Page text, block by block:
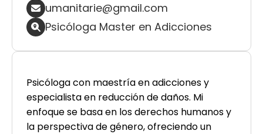
umanitarie@gmail.com
Psicóloga Master en Adicciones
Psicóloga con maestría en adicciones y
especialista en reducción de daños. Mi
enfoque se basa en los derechos humanos y
la perspectiva de género, ofreciendo un